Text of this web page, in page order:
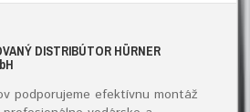
DISTRIBÚTOR HÜRNER
H
podporujeme efektívnu montáž